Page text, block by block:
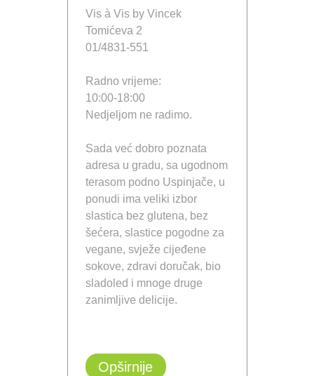
Vis à Vis by Vincek
Tomićeva 2
01/4831-551
Radno vrijeme:
10:00-18:00
Nedjeljom ne radimo.
Sada već dobro poznata
adresa u gradu, sa ugodnom
terasom podno Uspinjače, u
ponudi ima veliki izbor
slastica bez glutena, bez
šećera, slastice pogodne za
vegane, svježe cijeđene
sokove, zdravi doručak, bio
sladoled i mnoge druge
zanimljive delicije.
Opširnije